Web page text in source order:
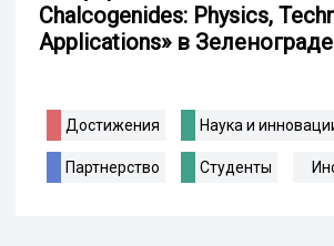
Chalcogenides: Physics,
Applications» в Зеленограде
Достижения Наука и
Партнерство Студенты